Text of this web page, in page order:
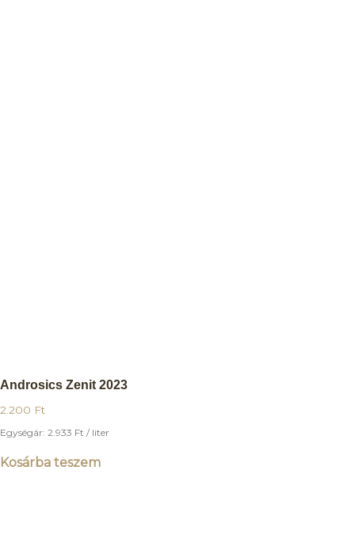
Androsics Zenit 2023
2.200 Ft
Egységár: 2.933 Ft / liter
Kosárba teszem